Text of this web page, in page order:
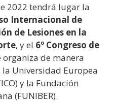
2022 tendrá lugar la
Internacional de
de Lesiones en la
, y el 6º Congreso de
organiza de manera
Universidad Europea
y la Fundación
(FUNIBER).